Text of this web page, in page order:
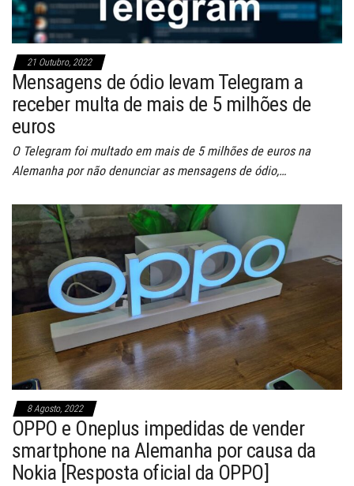
21 Outubro, 2022
Mensagens de ódio levam Telegram a
receber multa de mais de 5 milhões de
euros
O Telegram foi multado em mais de 5 milhões de euros na
Alemanha por não denunciar as mensagens de ódio,…
8 Agosto, 2022
OPPO e Oneplus impedidas de vender
smartphone na Alemanha por causa da
Nokia [Resposta oficial da OPPO]